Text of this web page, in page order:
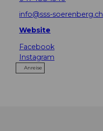
info@sss-soerenberg.ch
Website
Facebook
Instagram
Anreise